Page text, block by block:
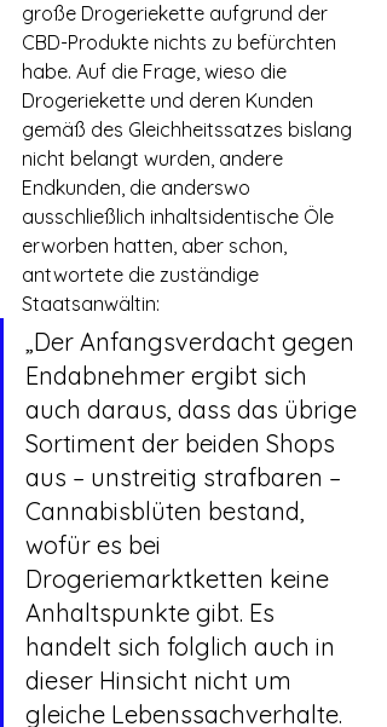
große Drogeriekette aufgrund der
CBD-Produkte nichts zu befürchten
habe. Auf die Frage, wieso die
Drogeriekette und deren Kunden
gemäß des Gleichheitssatzes bislang
nicht belangt wurden, andere
Endkunden, die anderswo
ausschließlich inhaltsidentische Öle
erworben hatten, aber schon,
antwortete die zuständige
Staatsanwältin:
„Der Anfangsverdacht gegen
Endabnehmer ergibt sich
auch daraus, dass das übrige
Sortiment der beiden Shops
aus – unstreitig strafbaren –
Cannabisblüten bestand,
wofür es bei
Drogeriemarktketten keine
Anhaltspunkte gibt. Es
handelt sich folglich auch in
dieser Hinsicht nicht um
gleiche Lebenssachverhalte.